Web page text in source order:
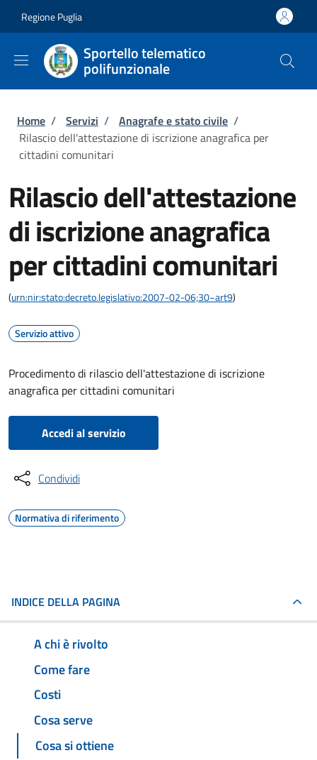
Regione Puglia
Sportello telematico
polifunzionale
Briciole di pane
Home / Servizi / Anagrafe e stato civile /
Rilascio dell'attestazione di iscrizione anagrafica per
cittadini comunitari
Rilascio dell'attestazione
di iscrizione anagrafica
per cittadini comunitari
(urn:nir:stato:decreto.legislativo:2007-02-06;30~art9)
Servizio attivo
Procedimento di rilascio dell'attestazione di iscrizione
anagrafica per cittadini comunitari
Accedi al servizio
Condividi
Normativa di riferimento
INDICE DELLA PAGINA
A chi è rivolto
Come fare
Costi
Cosa serve
Cosa si ottiene